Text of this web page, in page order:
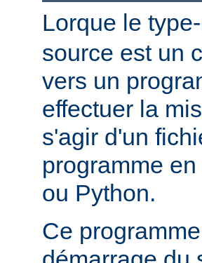
Lorque le
source est un
vers un
effectuer la
s'agir d'un
programme
ou Python.
Ce